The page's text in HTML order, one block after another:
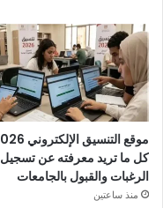
كل ما تريد معرفته عن تسجيل
الرغبات والقبول بالجامعات
منذ ساعتين